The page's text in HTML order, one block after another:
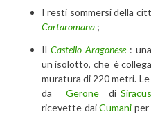
I resti sommersi della
Cartaromana ;
Il Castello Aragonese: una
un isolotto, che è
muratura di 220 metri.
da
Gerone di
ricevette daiCumani per